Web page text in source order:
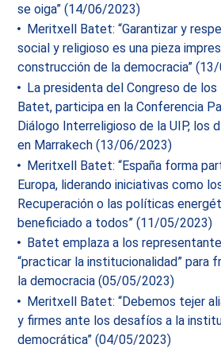
se oiga” (14/06/2023)
Meritxell Batet: “Garantizar y
social y religioso es una pieza
construcción de la democracia”
La presidenta del Congreso de
Batet, participa en la Conferencia
Diálogo Interreligioso de la UIP, los
en Marrakech (13/06/2023)
Meritxell Batet: “España forma
Europa, liderando iniciativas como
Recuperación o las políticas
beneficiado a todos” (11/05/2023)
Batet emplaza a los
“practicar la institucionalidad” para
la democracia (05/05/2023)
Meritxell Batet: “Debemos tejer
y firmes ante los desafíos a la
democrática” (04/05/2023)